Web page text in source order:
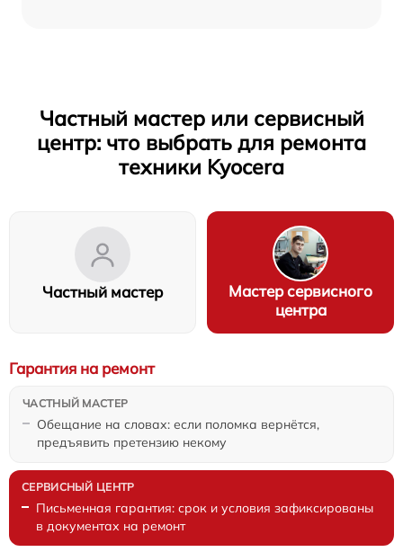
Частный мастер или сервисный
центр: что выбрать для ремонта
техники Kyocera
Частный мастер
Мастер сервисного
центра
Обещание на словах: если поломка вернётся,
предъявить претензию некому
Гарантия на ремонт
Письменная гарантия: срок и условия зафиксированы
в документах на ремонт